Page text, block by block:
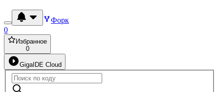
Форк
0
Избранное
0
GigaIDE Cloud